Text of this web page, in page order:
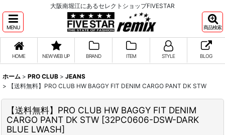
大阪南堀江にあるセレクトショップFIVESTAR
MENU 商品検索
HOME NEW WEB UP BRAND ITEM STYLE BLOG
ホーム > PRO CLUB > JEANS
>
【送料無料】PRO CLUB HW BAGGY FIT DENIM CARGO PANT DK STW
【送料無料】PRO CLUB HW BAGGY FIT DENIM
CARGO PANT DK STW [32PC0606-DSW-DARK
BLUE LWASH]